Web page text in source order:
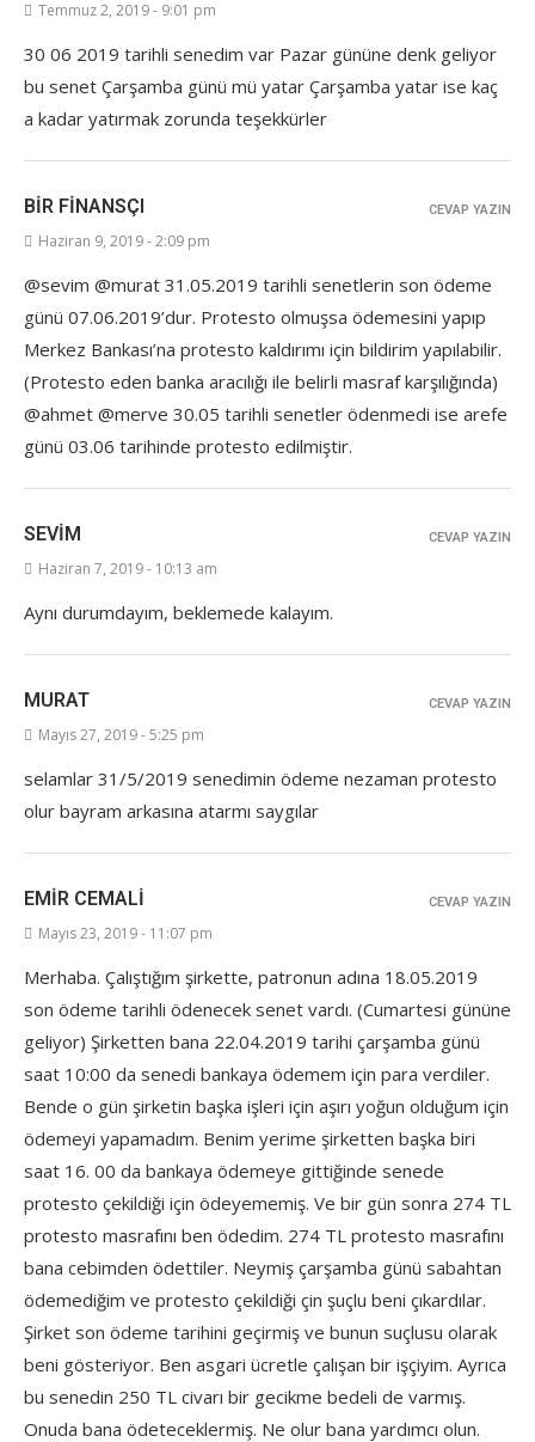
Temmuz 2, 2019 - 9:01 pm
30 06 2019 tarihli senedim var Pazar gününe denk geliyor
bu senet Çarşamba günü mü yatar Çarşamba yatar ise kaç
a kadar yatırmak zorunda teşekkürler
BIR FINANSÇI
Haziran 9, 2019 - 2:09 pm
@sevim @murat 31.05.2019 tarihli senetlerin son ödeme
günü 07.06.2019’dur. Protesto olmuşsa ödemesini yapıp
Merkez Bankası’na protesto kaldırımı için bildirim yapılabilir.
(Protesto eden banka aracılığı ile belirli masraf karşılığında)
@ahmet @merve 30.05 tarihli senetler ödenmedi ise arefe
günü 03.06 tarihinde protesto edilmiştir.
CEVAP YAZIN
SEVIM
Haziran 7, 2019 - 10:13 am
Aynı durumdayım, beklemede kalayım.
CEVAP YAZIN
MURAT
Mayıs 27, 2019 - 5:25 pm
selamlar 31/5/2019 senedimin ödeme nezaman protesto
olur bayram arkasına atarmı saygılar
CEVAP YAZIN
EMIR CEMALI
Mayıs 23, 2019 - 11:07 pm
Merhaba. Çalıştığım şirkette, patronun adına 18.05.2019
son ödeme tarihli ödenecek senet vardı. (Cumartesi gününe
geliyor) Şirketten bana 22.04.2019 tarihi çarşamba günü
saat 10:00 da senedi bankaya ödemem için para verdiler.
Bende o gün şirketin başka işleri için aşırı yoğun olduğum için
ödemeyi yapamadım. Benim yerime şirketten başka biri
saat 16. 00 da bankaya ödemeye gittiğinde senede
protesto çekildiği için ödeyememiş. Ve bir gün sonra 274 TL
protesto masrafını ben ödedim. 274 TL protesto masrafını
bana cebimden ödettiler. Neymiş çarşamba günü sabahtan
ödemediğim ve protesto çekildiği çin şuçlu beni çıkardılar.
Şirket son ödeme tarihini geçirmiş ve bunun suçlusu olarak
beni gösteriyor. Ben asgari ücretle çalışan bir işçiyim. Ayrıca
bu senedin 250 TL civarı bir gecikme bedeli de varmış.
Onuda bana ödeteceklermiş. Ne olur bana yardımcı olun.
CEVAP YAZIN